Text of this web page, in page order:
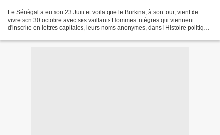
Le Sénégal a eu son 23 Juin et voila que le Burkina, à son tour, vient de
vivre son 30 octobre avec ses vaillants Hommes intègres qui viennent
d'inscrire en lettres capitales, leurs noms anonymes, dans l'Histoire politique